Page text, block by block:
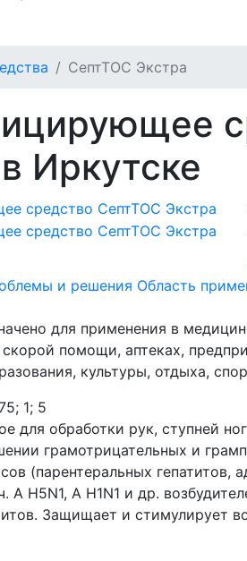
СептТОС Экстра
Иркутске
и решения Область
для применения в
помощи, аптеках,
культуры, отдыха,
1; 5
для обработки рук, ступней
грамотрицательных и
(парентеральных
А H5N1, A H1N1 и др.
Защищает и стимулирует